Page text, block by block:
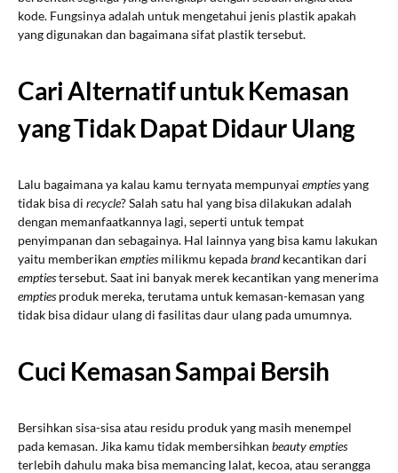
kode. Fungsinya adalah untuk mengetahui jenis plastik apakah
yang digunakan dan bagaimana sifat plastik tersebut.
Cari Alternatif untuk Kemasan
yang Tidak Dapat Didaur Ulang
Lalu bagaimana ya kalau kamu ternyata mempunyai emptiesyang
tidak bisa di recycle? Salah satu hal yang bisa dilakukan adalah
dengan memanfaatkannya lagi, seperti untuk tempat
penyimpanan dan sebagainya. Hal lainnya yang bisa kamu lakukan
yaitu memberikan emptiesmilikmu kepadabrandkecantikan dari
emptiestersebut. Saat ini banyak merek kecantikan yang menerima
emptiesproduk mereka, terutama untuk kemasan-kemasan yang
tidak bisa didaur ulang di fasilitas daur ulang pada umumnya.
Cuci Kemasan Sampai Bersih
Bersihkan sisa-sisa atau residu produk yang masih menempel
pada kemasan. Jika kamu tidak membersihkan beauty empties
terlebih dahulu maka bisa memancing lalat, kecoa, atau serangga